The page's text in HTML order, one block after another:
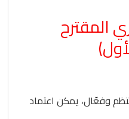
المقترح
وفعّال، يمكن اعتماد